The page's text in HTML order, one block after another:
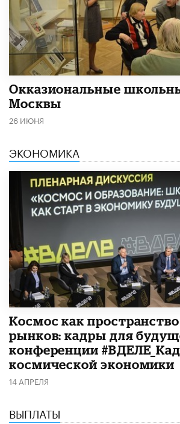
​Окказиональные
Москвы
26 ИЮНЯ
ЭКОНОМИКА
Космос как
рынков: кадры для
конференции
космической экономики
14 АПРЕЛЯ
ВЫПЛАТЫ